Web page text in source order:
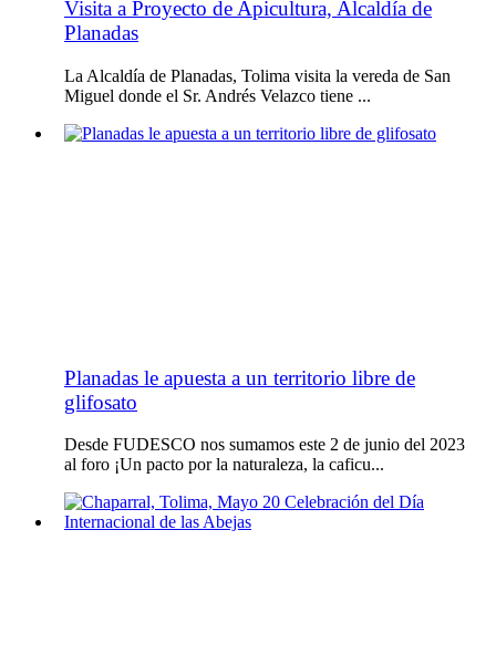
Visita a Proyecto de Apicultura, Alcaldía de
Planadas
La Alcaldía de Planadas, Tolima visita la vereda de San
Miguel donde el Sr. Andrés Velazco tiene ...
Planadas le apuesta a un territorio libre de
glifosato
Desde FUDESCO nos sumamos este 2 de junio del 2023
al foro ¡Un pacto por la naturaleza, la caficu...